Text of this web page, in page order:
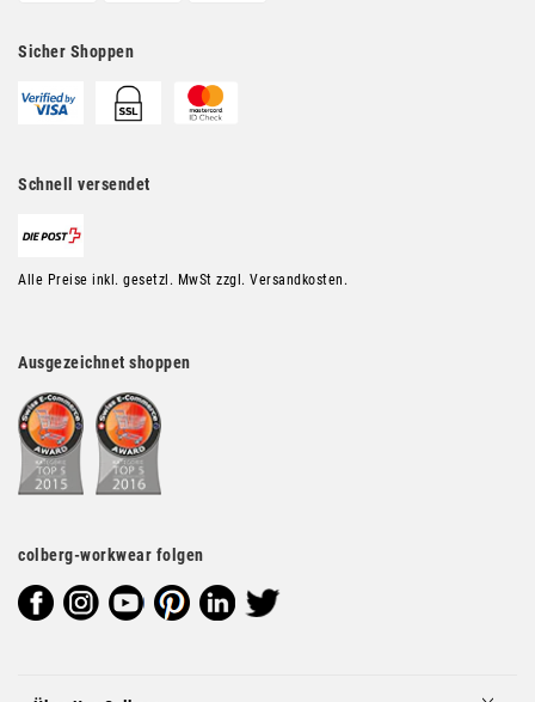
Sicher Shoppen
Schnell versendet
Alle Preise inkl. gesetzl. MwSt zzgl. Versandkosten.
Ausgezeichnet shoppen
colberg-workwear folgen